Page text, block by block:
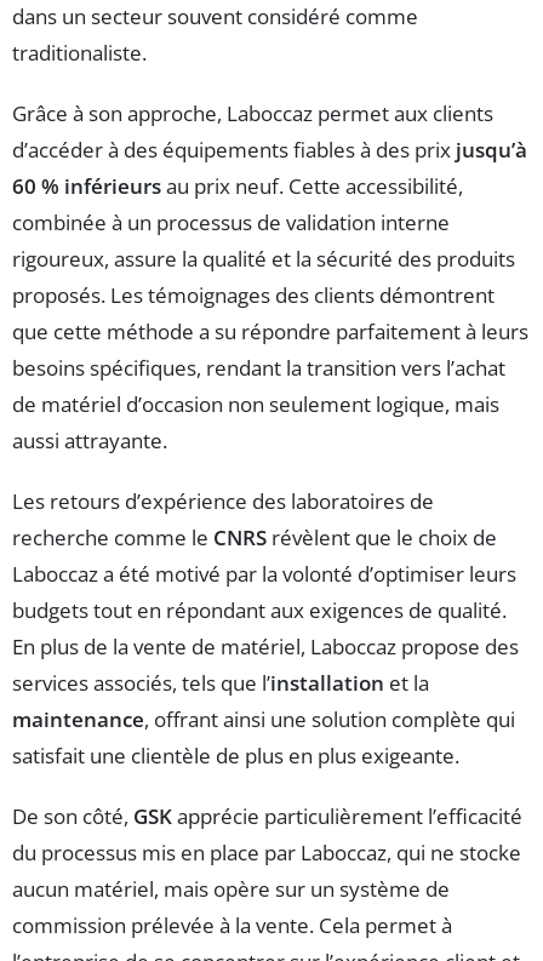
dans un secteur souvent considéré comme
traditionaliste.
Grâce à son approche, Laboccaz permet aux clients
d’accéder à des équipements fiables à des prix jusqu’à
60 % inférieursau prix neuf. Cette accessibilité,
combinée à un processus de validation interne
rigoureux, assure la qualité et la sécurité des produits
proposés. Les témoignages des clients démontrent
que cette méthode a su répondre parfaitement à leurs
besoins spécifiques, rendant la transition vers l’achat
de matériel d’occasion non seulement logique, mais
aussi attrayante.
Les retours d’expérience des laboratoires de
recherche comme le CNRS révèlent que le choix de
Laboccaz a été motivé par la volonté d’optimiser leurs
budgets tout en répondant aux exigences de qualité.
En plus de la vente de matériel, Laboccaz propose des
services associés, tels que l’installation et la
maintenance, offrant ainsi une solution complète qui
satisfait une clientèle de plus en plus exigeante.
De son côté, GSKapprécie particulièrement l’efficacité
du processus mis en place par Laboccaz, qui ne stocke
aucun matériel, mais opère sur un système de
commission prélevée à la vente. Cela permet à